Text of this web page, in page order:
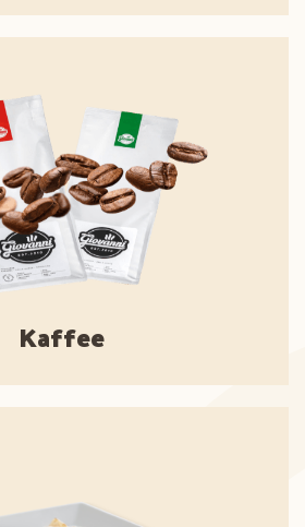
Kaffee